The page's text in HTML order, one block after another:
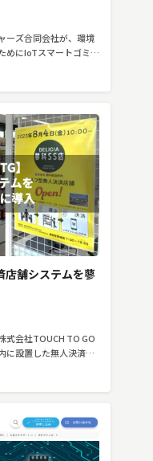
ーズ合同会社が、環境
めにIoTスマートゴミ箱
店舗システムを蓼
式会社TOUCH TO GO
に設置した無人決済店